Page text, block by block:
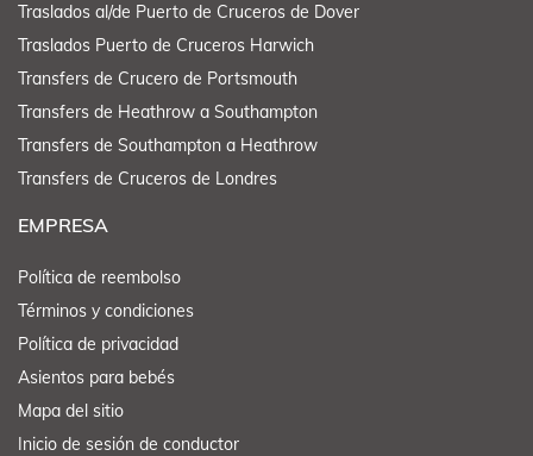
Traslados al/de Puerto de Cruceros de Dover
Traslados Puerto de Cruceros Harwich
Transfers de Crucero de Portsmouth
Transfers de Heathrow a Southampton
Transfers de Southampton a Heathrow
Transfers de Cruceros de Londres
EMPRESA
Política de reembolso
Términos y condiciones
Política de privacidad
Asientos para bebés
Mapa del sitio
Inicio de sesión de conductor